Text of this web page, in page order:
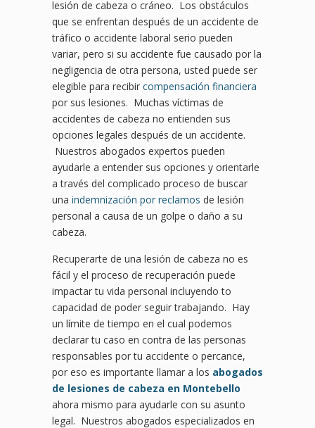
lesión de cabeza o cráneo. Los obstáculos
que se enfrentan después de un accidente de
tráfico o accidente laboral serio pueden
variar, pero si su accidente fue causado por la
negligencia de otra persona, usted puede ser
elegible para recibir compensación financiera
por sus lesiones. Muchas víctimas de
accidentes de cabeza no entienden sus
opciones legales después de un accidente.
Nuestros abogados expertos pueden
ayudarle a entender sus opciones y orientarle
a través del complicado proceso de buscar
una indemnización por reclamos de lesión
personal a causa de un golpe o daño a su
cabeza.
Recuperarte de una lesión de cabeza no es
fácil y el proceso de recuperación puede
impactar tu vida personal incluyendo to
capacidad de poder seguir trabajando. Hay
un límite de tiempo en el cual podemos
declarar tu caso en contra de las personas
responsables por tu accidente o percance,
por eso es importante llamar a los abogados
de lesiones de cabeza en Montebello
ahora mismo para ayudarle con su asunto
legal. Nuestros abogados especializados en